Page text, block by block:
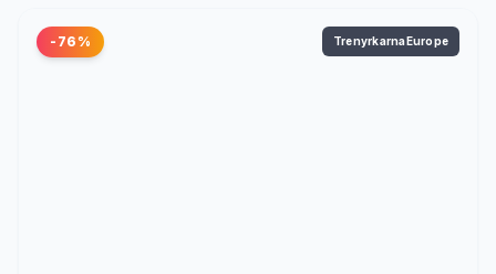
-76% TrenyrkarnaEurope